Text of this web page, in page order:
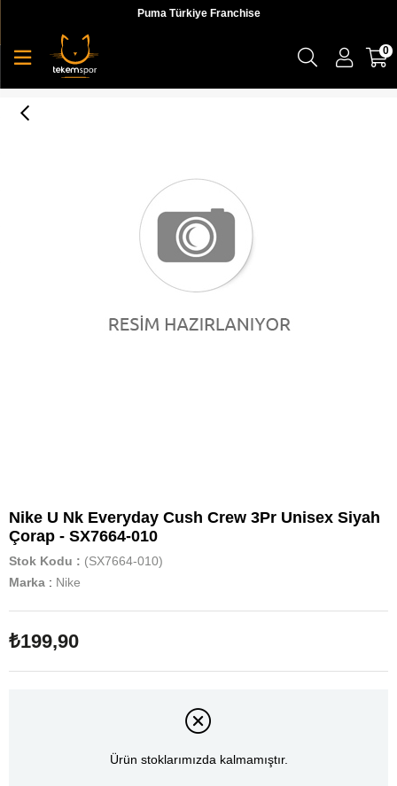
Puma Türkiye Franchise
0
Nike U Nk Everyday Cush Crew 3Pr Unisex Siyah
Çorap - SX7664-010
Stok Kodu
(SX7664-010)
Marka : Nike
₺199,90
Ürün stoklarımızda kalmamıştır.